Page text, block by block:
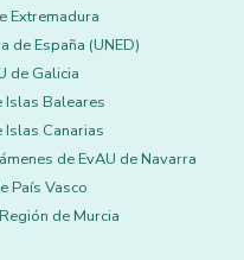
Extremadura
de España (UNED)
de Galicia
Islas Baleares
Islas Canarias
de EvAU de Navarra
País Vasco
de Murcia